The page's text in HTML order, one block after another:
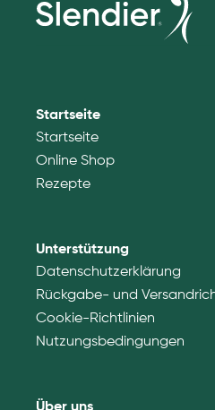
Startseite
Startseite
Online Shop
Rezepte
Unterstützung
Datenschutzerklärung
Rückgabe- und
Cookie-Richtlinien
Nutzungsbedingungen